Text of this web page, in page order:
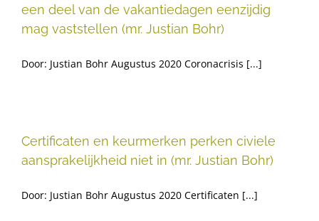
een deel van de vakantiedagen eenzijdig
mag vaststellen (mr. Justian Bohr)
Door: Justian Bohr Augustus 2020 Coronacrisis [...]
Certificaten en keurmerken perken civiele
aansprakelijkheid niet in (mr. Justian Bohr)
Door: Justian Bohr Augustus 2020 Certificaten [...]